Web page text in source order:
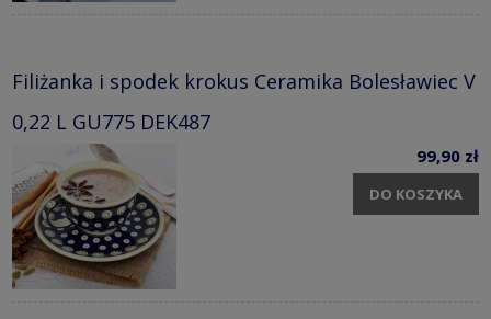
Filiżanka i spodek krokus Ceramika Bolesławiec V
0,22 L GU775 DEK487
99,90 zł
DO KOSZYKA